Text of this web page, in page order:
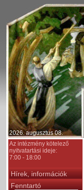
2026. augusztus 08.
Az intézmény kötelező
nyitvatartási ideje:
7:00 - 18:00
Hírek, információk
Fenntartó